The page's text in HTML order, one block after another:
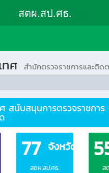
สตผ.สป.ศธ.
ทศ สำนักตรวจราชการและติด
สนับสนุนการตรวจราชกา
77 จังหวัด
สตผ.สป.ศธ. ส